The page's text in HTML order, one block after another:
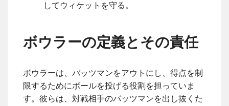
してウィケットを守る。
ボウラーの定義とその責任
ボウラーは、バッツマンをアウトにし、得点を制
限するためにボールを投げる役割を担っていま
す。彼らは、対戦相手のバッツマンを出し抜くた